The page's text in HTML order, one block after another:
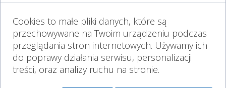
Cookies to małe pliki danych, które są
przechowywane na Twoim urządzeniu podczas
przeglądania stron internetowych. Używamy ich
do poprawy działania serwisu, personalizacji
treści, oraz analizy ruchu na stronie.